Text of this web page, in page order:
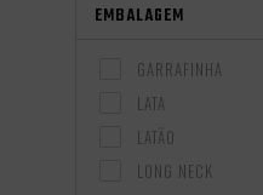
EMBALAGEM
GARRAFINHA
LATA
LATÃO
LONG NECK